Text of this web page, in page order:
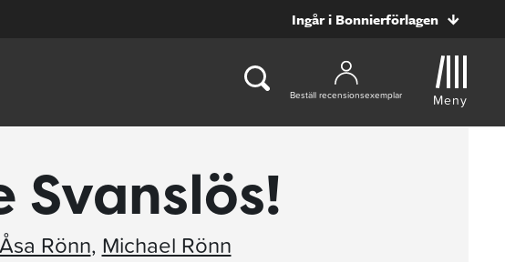
Ingår i Bonnierförlagen
Beställ recensionsexemplar Meny
Svanslös!
Åsa Rönn, Michael Rönn